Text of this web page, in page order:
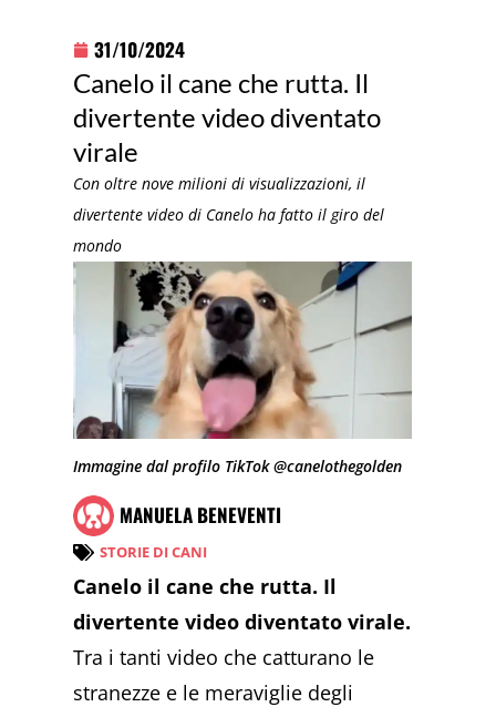
31/10/2024
Canelo il cane che rutta. Il
divertente video diventato
virale
Con oltre nove milioni di visualizzazioni, il
divertente video di Canelo ha fatto il giro del
mondo
Immagine dal profilo TikTok @canelothegolden
MANUELA BENEVENTI
STORIE DI CANI
Canelo il cane che rutta. Il
divertente video diventato virale.
Tra i tanti video che catturano le
stranezze e le meraviglie degli